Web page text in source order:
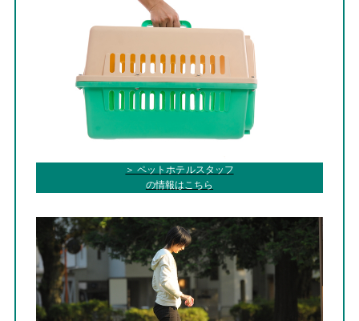
＞ ペットホテルスタッフ
の情報はこちら